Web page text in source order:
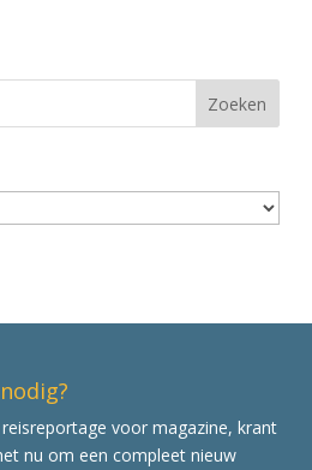
voor magazine, krant
nu om een compleet nieuw